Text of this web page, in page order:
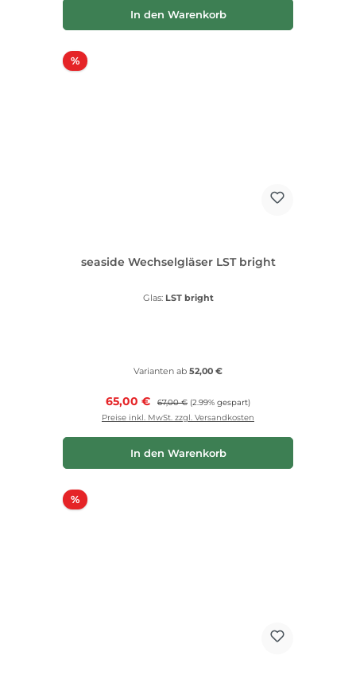
In den Warenkorb
%Rabatt
seaside Wechselgläser LST bright
Glas: LST bright
Varianten ab 52,00 €
Verkaufspreis:
65,00 € Regulärer Preis:
67,00 € (2.99% gespart)
Preise inkl. MwSt. zzgl. Versandkosten
In den Warenkorb
%Rabatt